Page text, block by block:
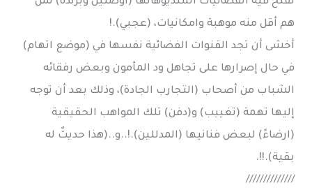
هم أقل منه موهبة وامكانيات، (عجبي).!
أخشى أن تجد القنوات الفضائية نفسها في (موضع اتهام)
في حال إصرارها على تجاهل ود المأمون وبعض رفقائه
الشباب من أصحاب (التجارب الجادة)، وذلك بعد أن توجه
إليها تهمة (تغييب) و(دفن) تلك المواهب الحقيقية
(ارضاءً) لبعض فنانيها (المدللين).!..و..(هذا حديثٌ له
بقية).!!.
//////////////